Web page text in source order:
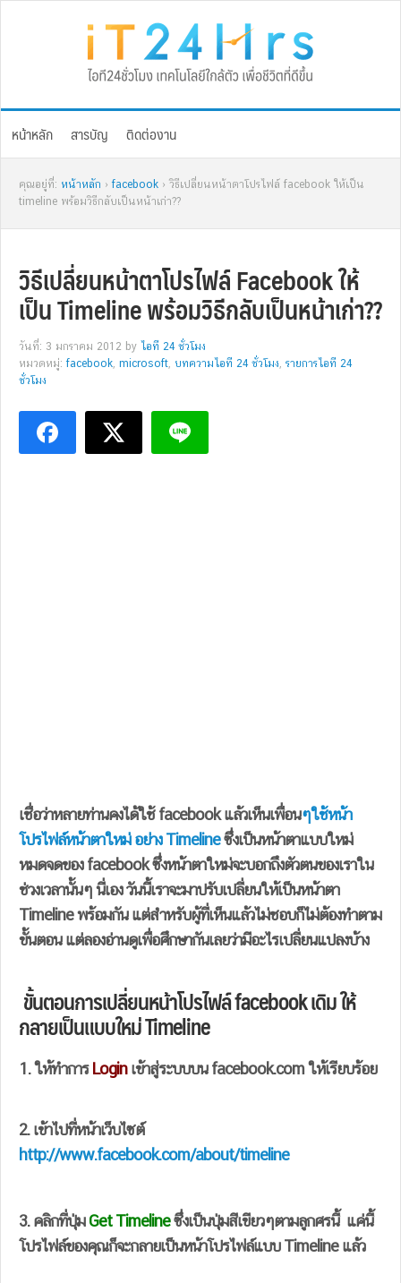
หน้าหลัก สารบัญ ติดต่องาน
คุณอยู่ที่: หน้าหลัก ›facebook › วิธีเปลี่ยนหน้าตาโปรไฟล์ facebook ให้เป็น
timeline พร้อมวิธีกลับเป็นหน้าเก่า??
วิธีเปลี่ยนหน้าตาโปรไฟล์ Facebook ให้
เป็น Timeline พร้อมวิธีกลับเป็นหน้าเก่า??
วันที่: 3 มกราคม 2012 by ไอที 24 ชั่วโมง
หมวดหมู่:facebook, microsoft, บทความไอที 24 ชั่วโมง, รายการไอที 24
ชั่วโมง
เชื่อว่าหลายท่านคงได้ใช้ facebook แล้วเห็นเพื่อนๆใช้หน้า
โปรไฟล์หน้าตาใหม่ อย่าง Timelineซึ่งเป็นหน้าตาแบบใหม่
หมดจดของ facebook ซึ่งหน้าตาใหม่จะบอกถึงตัวตนของเราใน
ช่วงเวลานั้นๆ นี่เอง วันนี้เราจะมาปรับเปลี่ยนให้เป็นหน้าตา
Timeline พร้อมกัน แต่สำหรับผู้ที่เห็นแล้วไม่ชอบก็ไม่ต้องทำตาม
ขั้นตอน แต่ลองอ่านดูเพื่อศึกษากันเลยว่ามีอะไรเปลี่ยนแปลงบ้าง
ขั้นตอนการเปลี่ยนหน้าโปรไฟล์ facebook เดิม ให้
กลายเป็นแบบใหม่ Timeline
1. ให้ทำการLoginเข้าสู่ระบบบน facebook.com ให้เรียบร้อย
2. เข้าไปที่หน้าเว็บไซต์
http://www.facebook.com/about/timeline
3. คลิกที่ปุ่มGet Timelineซึ่งเป็นปุ่มสีเขียวๆตามลูกศรนี้ แค่นี้
โปรไฟล์ของคุณก็จะกลายเป็นหน้าโปรไฟล์แบบ Timeline แล้ว